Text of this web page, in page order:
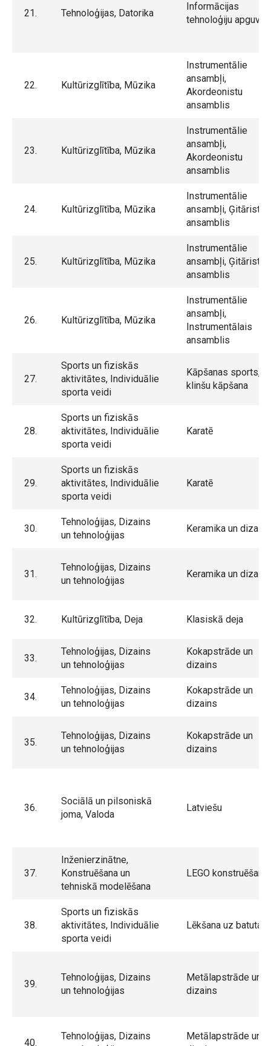
21. Tehnoloģijas, Datorika
Informācijas
tehnoloģiju apguve
22. Kultūrizglītība, Mūzika
Instrumentālie
ansambļi,
Akordeonistu
ansamblis
23. Kultūrizglītība, Mūzika
Instrumentālie
ansambļi,
Akordeonistu
ansamblis
24. Kultūrizglītība, Mūzika
Instrumentālie
ansambļi, Ģitāristu
ansamblis
25. Kultūrizglītība, Mūzika
Instrumentālie
ansambļi, Ģitāristu
ansamblis
26. Kultūrizglītība, Mūzika
Instrumentālie
ansambļi,
Instrumentālais
ansamblis
27.
Sports un fiziskās
aktivitātes, Individuālie
sporta veidi
Kāpšanas sports,
klinšu kāpšana
28.
Sports un fiziskās
aktivitātes, Individuālie
sporta veidi
Karatē
29.
Sports un fiziskās
aktivitātes, Individuālie
sporta veidi
Karatē
30.
Tehnoloģijas, Dizains
un tehnoloģijas
Keramika un dizains
31.
Tehnoloģijas, Dizains
un tehnoloģijas
Keramika un dizains
32. Kultūrizglītība, Deja Klasiskā deja
33.
Tehnoloģijas, Dizains
un tehnoloģijas
Kokapstrāde un
dizains
34.
Tehnoloģijas, Dizains
un tehnoloģijas
Kokapstrāde un
dizains
35.
Tehnoloģijas, Dizains
un tehnoloģijas
Kokapstrāde un
dizains
36.
Sociālā un pilsoniskā
joma, Valoda
Latviešu
37.
Inženierzinātne,
Konstruēšana un
tehniskā modelēšana
LEGO konstruēšana
38.
Sports un fiziskās
aktivitātes, Individuālie
sporta veidi
Lēkšana uz batuta
39.
Tehnoloģijas, Dizains
un tehnoloģijas
Metālapstrāde un
dizains
40.
Tehnoloģijas, Dizains
Metālapstrāde un